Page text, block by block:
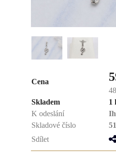
Cena
Skladem
1
K odeslání
Skladové číslo
Sdílet